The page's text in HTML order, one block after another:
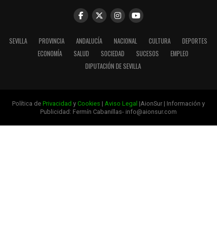
SEVILLA PROVINCIA ANDALUCÍA NACIONAL CULTURA
DEPORTES
ECONOMÍA
SALUD SOCIEDAD SUCESOS
EMPLEO
DIPUTACIÓN DE SEVILLA
Política de Privacidad y Cookies | Aviso Legal |AionSur | Información y
Publicidad: Fermín Cabanillas- info@aionsur.com